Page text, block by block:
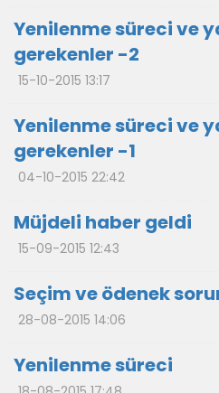
Yenilenme süreci ve
gerekenler -2
15-10-2015 13:17
Yenilenme süreci ve
gerekenler -1
04-10-2015 22:42
Müjdeli haber geldi
15-09-2015 12:43
Seçim ve ödenek
28-08-2015 14:06
Yenilenme süreci